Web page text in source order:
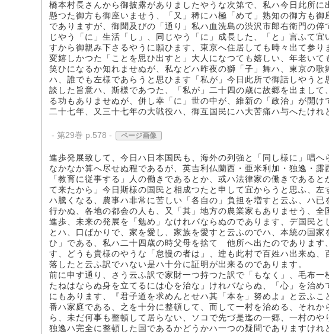
橋本村長さんから御披露がありましたやうな次第で、私ハ今日此所
懸つた御方も御座いませう、「又」稀にハ極「めて」熟知の御方も
でありますが、御聞及びの「通り」私ハ血洗島の渋沢市郎右衛門の
じやう「に」生活「し」、同じやう「に」成長した、「と」言ふて
すから御親み下さるやうに願ひます、東京へ住居しても時々出て参
変嬉しかつた「ことを思ひ出すと」大人になつても嬉しい、年老い
笑ひになるか知れませぬが、私などハ昨夜の獅「子」舞ハ、東京の
ハ、誰でも左様であらうと思ひます「私が」今日此所で御話しやう
談した旨意ハ、斯様であつた、「私が」二十四の歳に故郷を出まし
る功もありませぬが、併し幸「に」世の中が、維新の「政治」が開
二十七年、又三十七年の大戦役ハ、御互国民にハ大苦痛ハ与へたけ
- 第29巻 p.578 - ページ画像
進歩発展致して、今日ハ日本国民も、海外の列強と「同し様に」唱
なかなか算へ尽せぬ程であるが、英吉利仏蘭西・亜米利加・独逸・
「教育に従事する」人の働きであるとか、或ハ法律家の働きである
て来たから」今日斯様の国民と相成つたと申して宜からうと思ふ、
ハ騰くなる、農事ハ非常に苦しい「各自の」負担を増すと云ふ、ハ
行かぬ、各地の都会の人も、又「其」地方の農業家もありませう、
進歩、未来の発展を「勉め」なけれバならぬのであります、デ国民
とハ、口ばかりで、家を愛し、家族を愛すと云ふのでハ、本統の国
ひ」である、私ハ二十四歳の時父母を捨てゝ他所へ出たのでありま
す、どうも貴様のやうな「怠慢の者は」、迚も此村で百姓ハ出来ぬ
落したと云ふ訳でハない是ハ十分に証明が出来るのであります。
前に申す通り、さう云ふ訳で家財一つ持つた訳で「もなく」、毛布
たねはならぬ身を立てるには心を治な」けれバならぬ、「心」を治
にもあります、『君子道を求めんとせハ其「本を」努めよ』と云ふ
番ハ家庭である、之を十分に整頓して、而して一村を治める、それ
ら、未だ何事も整頓して居らない、ソコで先づ是迄の一郷、一村の
独逸ハ完全に整頓した国であるかどうかハ一つの疑問でありますけ